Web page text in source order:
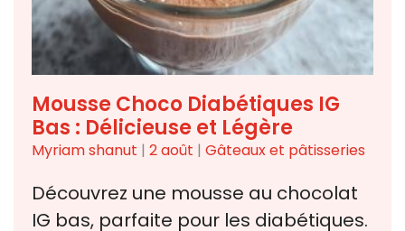
Mousse Choco Diabétiques IG
Bas : Délicieuse et Légère
Myriam shanut | 2 août | Gâteaux et pâtisseries
Découvrez une mousse au chocolat
IG bas, parfaite pour les diabétiques.